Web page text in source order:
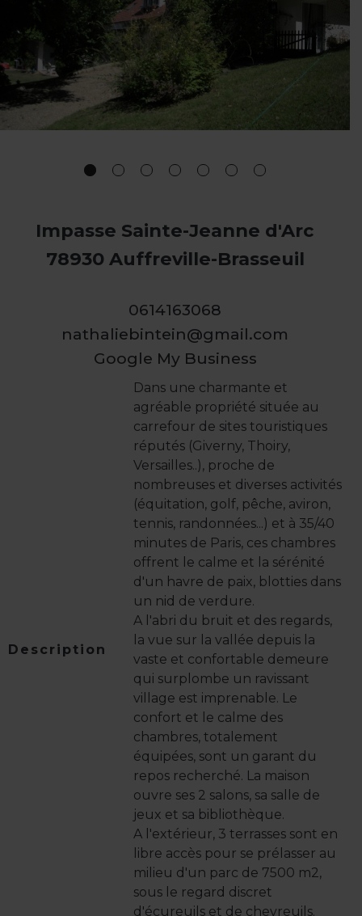
Impasse Sainte-Jeanne d'Arc
78930 Auffreville-Brasseuil
0614163068
nathaliebintein@gmail.com
Google My Business
Description
Dans une charmante et
agréable propriété située au
carrefour de sites touristiques
réputés (Giverny, Thoiry,
Versailles..), proche de
nombreuses et diverses activités
(équitation, golf, pêche, aviron,
tennis, randonnées...) et à 35/40
minutes de Paris, ces chambres
offrent le calme et la sérénité
d'un havre de paix, blotties dans
un nid de verdure.
A l'abri du bruit et des regards,
la vue sur la vallée depuis la
vaste et confortable demeure
qui surplombe un ravissant
village est imprenable. Le
confort et le calme des
chambres, totalement
équipées, sont un garant du
repos recherché. La maison
ouvre ses 2 salons, sa salle de
jeux et sa bibliothèque.
A l'extérieur, 3 terrasses sont en
libre accès pour se prélasser au
milieu d'un parc de 7500 m2,
sous le regard discret
d'écureuils et de chevreuils.